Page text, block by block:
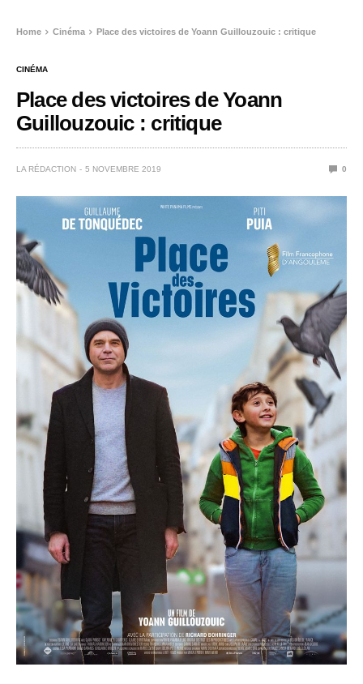
Home Cinéma Place des victoires de Yoann Guillouzouic : critique
CINÉMA
Place des victoires de Yoann
Guillouzouic : critique
LA RÉDACTION 5 NOVEMBRE 2019 0